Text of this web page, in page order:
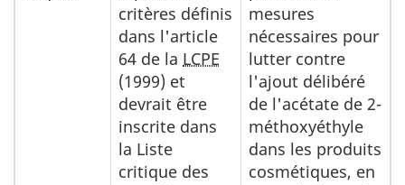
critères définis
dans l'article
64 de la LCPE
(1999) et
devrait être
inscrite dans
la Liste
critique des
mesures
nécessaires pour
lutter contre
l'ajout délibéré
de l'acétate de 2-
méthoxyéthyle
dans les produits
cosmétiques, en